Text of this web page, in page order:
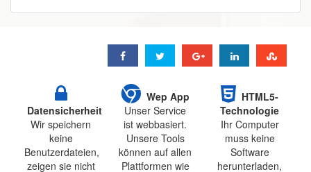
Datensicherheit
Wir speichern
keine
Benutzerdateien,
zeigen sie nicht
Wep App
Unser Service
ist webbasiert.
Unsere Tools
können auf allen
Plattformen wie
HTML5-
Technologie
Ihr Computer
muss keine
Software
herunterladen,